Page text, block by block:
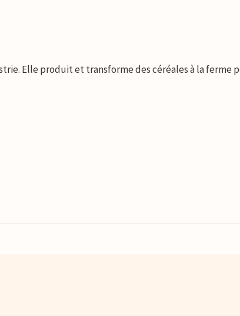
Elle produit et transforme des céréales à la ferme